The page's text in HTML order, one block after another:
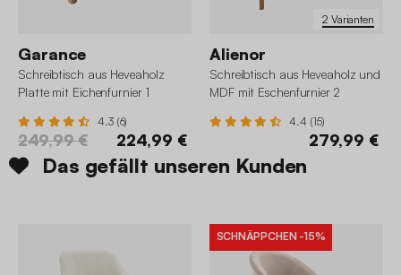
Garance
Schreibtisch aus Heveaholz
Platte mit Eichenfurnier 1
4.3 (6)
249,99 € 224,99 €
2 Varianten
Alienor
Schreibtisch aus Heveaholz und
MDF mit Eschenfurnier 2
4.4 (15)
279,99 €
Das gefällt unseren Kunden
SCHNÄPPCHEN -15%